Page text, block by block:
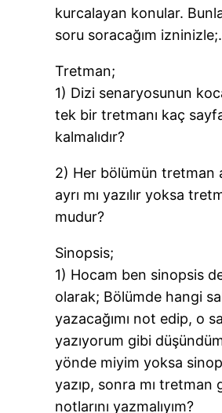
kurcalayan konular.
soru soracağım
Tretman;
1) Dizi senaryosunun
tek bir tretmanı kaç sayfa
kalmalıdır?
2) Her bölümün tretman
ayrı mı yazılır yoksa
mudur?
Sinopsis;
1) Hocam ben sinopsis
olarak; Bölümde hangi
yazacağımı not edip, o
yazıyorum gibi
yönde miyim yoksa
yazıp, sonra mı tretman
notlarını yazmalıyım?